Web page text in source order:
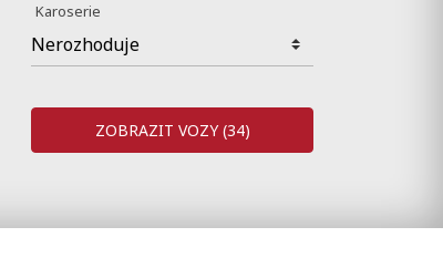
Karoserie
ZOBRAZIT VOZY(34)